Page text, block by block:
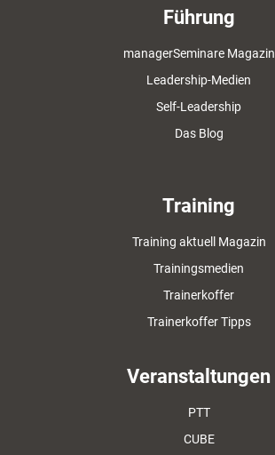
Führung
managerSeminare Magazin
Leadership-Medien
Self-Leadership
Das Blog
Training
Training aktuell Magazin
Trainingsmedien
Trainerkoffer
Trainerkoffer Tipps
Veranstaltungen
PTT
CUBE